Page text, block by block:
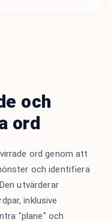
och
ord
ord genom att
och identifiera
utvärderar
inklusive
"plane" och